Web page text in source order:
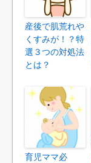
産後で肌荒れや
くすみが！？特
選３つの対処法
とは？
育児ママ必